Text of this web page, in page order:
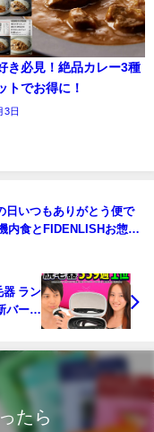
き必見！絶品カレー3種
トでお得に！
3日
日いつもありがとう便で
内食とFIDENLISHお惣菜
器 ラン
バージ
たら